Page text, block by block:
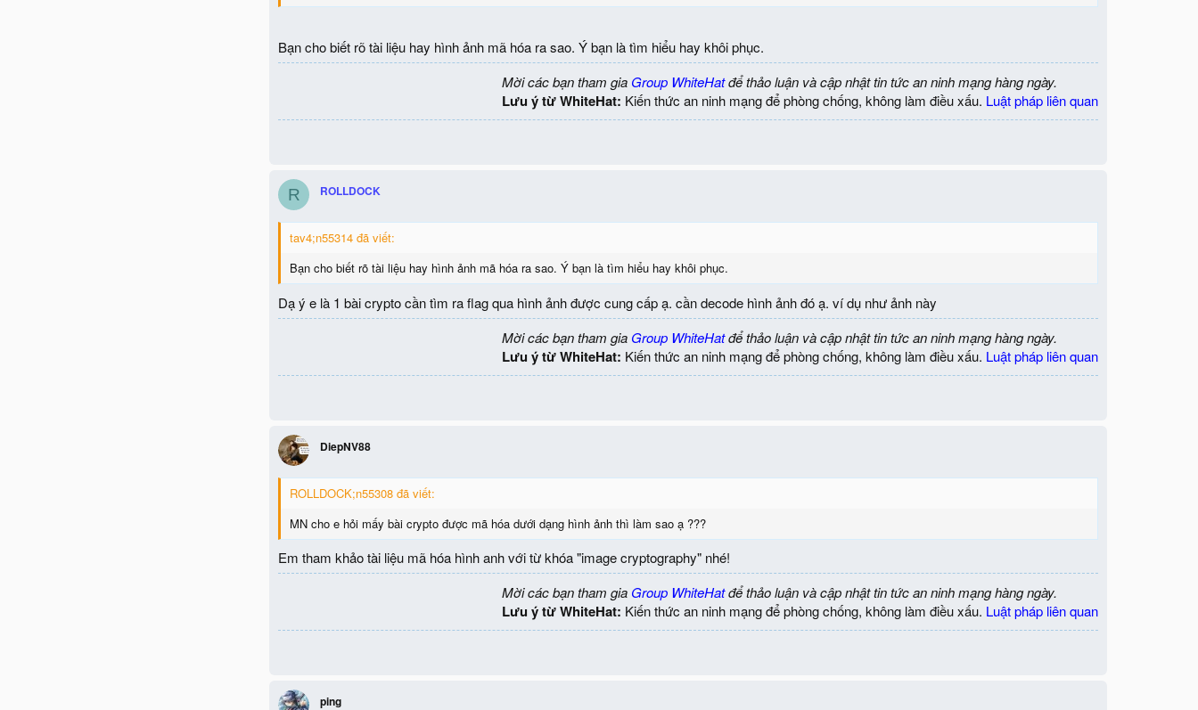
Bạn cho biết rõ tài liệu hay hình ảnh mã hóa ra sao. Ý bạn là tìm hiểu hay khôi phục.
Mời các bạn tham gia Group WhiteHatđể thảo luận và cập nhật tin tức an ninh mạng hàng ngày.
Lưu ý từ WhiteHat: Kiến thức an ninh mạng để phòng chống, không làm điều xấu. Luật pháp liên quan
R ROLLDOCK
tav4;n55314 đã viết:
Bạn cho biết rõ tài liệu hay hình ảnh mã hóa ra sao. Ý bạn là tìm hiểu hay khôi phục.
Dạ ý e là 1 bài crypto cần tìm ra flag qua hình ảnh được cung cấp ạ. cần decode hình ảnh đó ạ. ví dụ như ảnh này
Mời các bạn tham gia Group WhiteHatđể thảo luận và cập nhật tin tức an ninh mạng hàng ngày.
Lưu ý từ WhiteHat: Kiến thức an ninh mạng để phòng chống, không làm điều xấu. Luật pháp liên quan
DiepNV88
ROLLDOCK;n55308 đã viết:
MN cho e hỏi mấy bài crypto được mã hóa dưới dạng hình ảnh thì làm sao ạ ???
Em tham khảo tài liệu mã hóa hình anh với từ khóa "image cryptography" nhé!
Mời các bạn tham gia Group WhiteHatđể thảo luận và cập nhật tin tức an ninh mạng hàng ngày.
Lưu ý từ WhiteHat: Kiến thức an ninh mạng để phòng chống, không làm điều xấu. Luật pháp liên quan
ping